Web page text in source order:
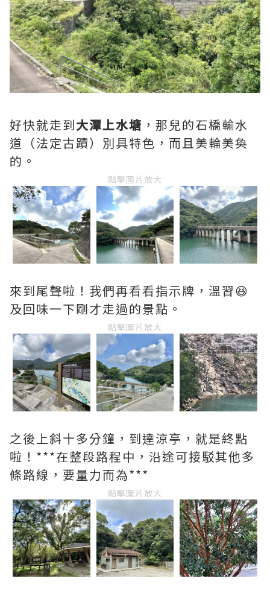
好快就走到大潭上水塘 ，那兒的石橋輸水
道（法定古蹟）別具特色，而且美輪美奐
的。
點擊圖片放大
來到尾聲啦！我們再看看指示牌，溫習😆
及回味一下剛才走過的景點。
點擊圖片放大
之後上斜十多分鐘，到達涼亭，就是終點
啦！***在整段路程中，沿途可接駁其他多
條路線，要量力而為***
點擊圖片放大